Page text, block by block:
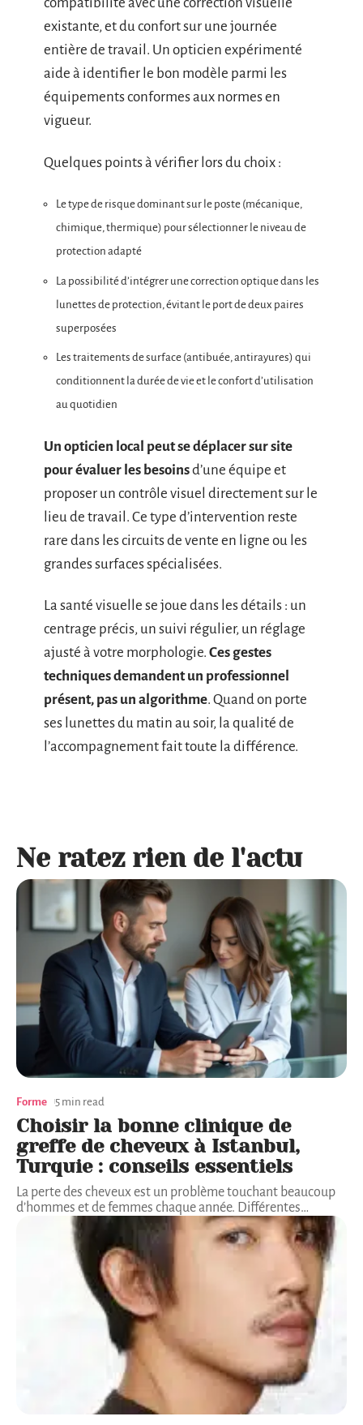
existante, et du confort sur une journée
entière de travail. Un opticien expérimenté
aide à identifier le bon modèle parmi les
équipements conformes aux normes en
vigueur.
Quelques points à vérifier lors du choix :
Le type de risque dominant sur le poste (mécanique,
chimique, thermique) pour sélectionner le niveau de
protection adapté
La possibilité d’intégrer une correction optique dans les
lunettes de protection, évitant le port de deux paires
superposées
Les traitements de surface (antibuée, antirayures) qui
conditionnent la durée de vie et le confort d’utilisation
au quotidien
Un opticien local peut se déplacer sur site
pour évaluer les besoinsd’une équipe et
proposer un contrôle visuel directement sur le
lieu de travail. Ce type d’intervention reste
rare dans les circuits de vente en ligne ou les
grandes surfaces spécialisées.
La santé visuelle se joue dans les détails : un
centrage précis, un suivi régulier, un réglage
ajusté à votre morphologie. Ces gestes
techniques demandent un professionnel
présent, pas un algorithme. Quand on porte
ses lunettes du matin au soir, la qualité de
l’accompagnement fait toute la différence.
Ne ratez rien de l'actu
Forme 5 min read
Choisir la bonne clinique de
greffe de cheveux à Istanbul,
Turquie : conseils essentiels
La perte des cheveux est un problème touchant beaucoup
d’hommes et de femmes chaque année. Différentes…